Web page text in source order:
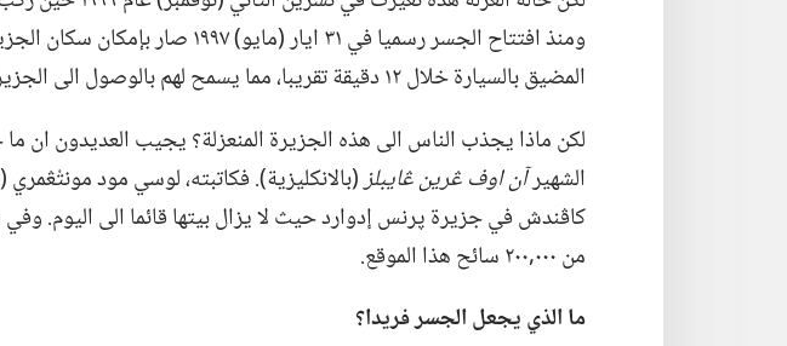
ومنذ افتتاح الجسر رسميا في ٣١ ايار (‏مايو)‏
المضيق بالسيارة خلال ١٢ دقيقة تقريبا،‏ مما يسمح لهم بالوصول الى الجزيرة في اي وقت من السنة.‏
لكن ماذا يجذب الناس الى هذهالجزيرة المنعزلة؟‏ يجيب العديدون ان
الشهيرآن اوف ڠرين ڠايبلز
كاڤندش في جزيرة پرنس إدوارد حيث لا يزال بيتها قائما الى اليوم.‏
من ٠٠٠‏,٢٠٠ سائح هذا الموقع.‏
ما الذي يجعل الجسر فريدا؟‏